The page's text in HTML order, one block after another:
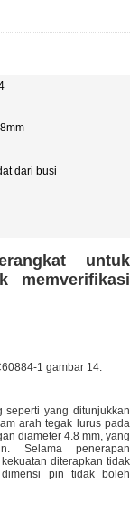
dari busi
untuk
memverifikasi
1 gambar 14.
seperti yang ditunjukkan
arah tegak lurus pada
diameter 4.8 mm, yang
Selama penerapan
diterapkan tidak
pin tidak boleh